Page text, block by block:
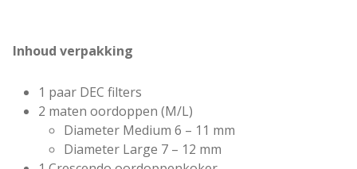
Inhoud verpakking
1 paar DEC filters
2 maten oordoppen (M/L)
Diameter Medium 6 – 11 mm
Diameter Large 7 – 12 mm